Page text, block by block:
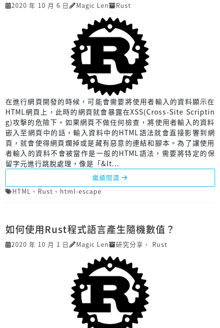
2020 年 10 月 6 日 Magic Len Rust
在進行網頁開發的時候，可能會需要將使用者輸入的資料顯示在
HTML網頁上，此時的網頁就會暴露在XSS(Cross-Site Scriptin
g)攻擊的危險下。如果網頁不做任何檢查，將使用者輸入的資料
嵌入至網頁中的話，輸入資料中的HTML語法就會直接影響到網
頁，就會使得網頁爛掉或是藏有惡意的連結和腳本。為了讓使用
者輸入的資料不會被當作是一般的HTML語法，需要將特定的保
留字元進行跳脫處理，像是「&lt...
繼續閱讀
HTML 、 Rust 、 html-escape
如何使用Rust程式語言產生隨機數值？
2020 年 10 月 1 日 Magic Len 研究分享 、 Rust